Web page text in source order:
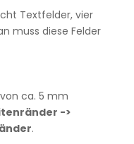
Textfelder, vier
muss diese Felder
ca. 5 mm
->
.